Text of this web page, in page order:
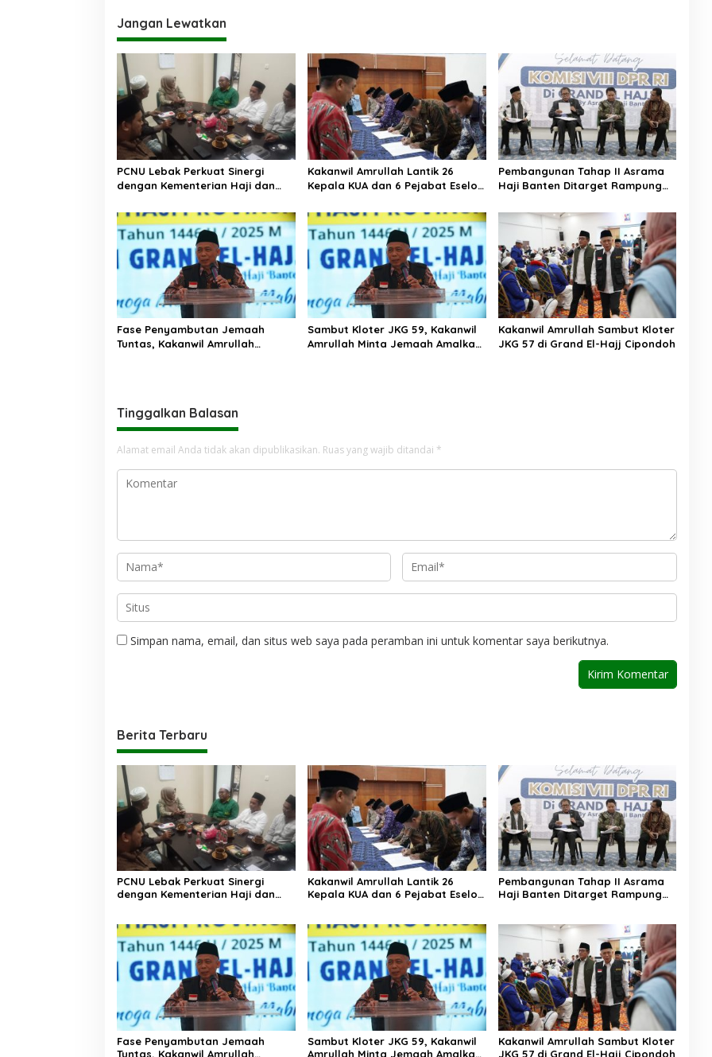
Jangan Lewatkan
PCNU Lebak Perkuat Sinergi
dengan Kementerian Haji dan
Pendirian KBIHU
Kakanwil Amrullah Lantik 26
Kepala KUA dan 6 Pejabat Eselon
Umrah
Pembangunan Tahap II Asrama
Haji Banten Ditarget Rampung
Fase Penyambutan Jemaah
Tuntas, Kakanwil Amrullah
Sambut Kloter JKG 59, Kakanwil
Amrullah Minta Jemaah Amalkan
Kakanwil Amrullah Sambut Kloter
JKG 57 di Grand El-Hajj Cipondoh
Tinggalkan Balasan
Alamat email Anda tidak akan dipublikasikan. Ruas yang wajib ditandai *
Simpan nama, email, dan situs web saya pada peramban ini untuk komentar saya berikutnya.
Berita Terbaru
PCNU Lebak Perkuat Sinergi
dengan Kementerian Haji dan
Kakanwil Amrullah Lantik 26
Kepala KUA dan 6 Pejabat Eselon
Pembangunan Tahap II Asrama
Haji Banten Ditarget Rampung
Fase Penyambutan Jemaah
Tuntas, Kakanwil Amrullah
Sambut Kloter JKG 59, Kakanwil
Amrullah Minta Jemaah Amalkan
Kakanwil Amrullah Sambut Kloter
JKG 57 di Grand El-Hajj Cipondoh